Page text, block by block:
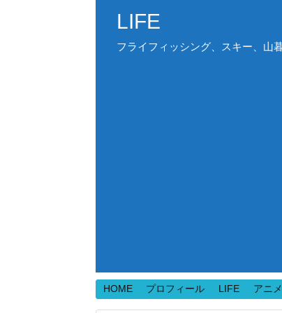
LIFE
フライフィッシング、スキー、山
HOME プロフィール LIFE アニ